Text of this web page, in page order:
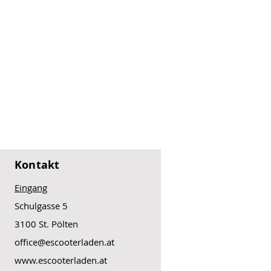
Kontakt
Eingang
Schulgasse 5
3100 St. Pölten
office@escooterladen.at
www.escooterladen.at